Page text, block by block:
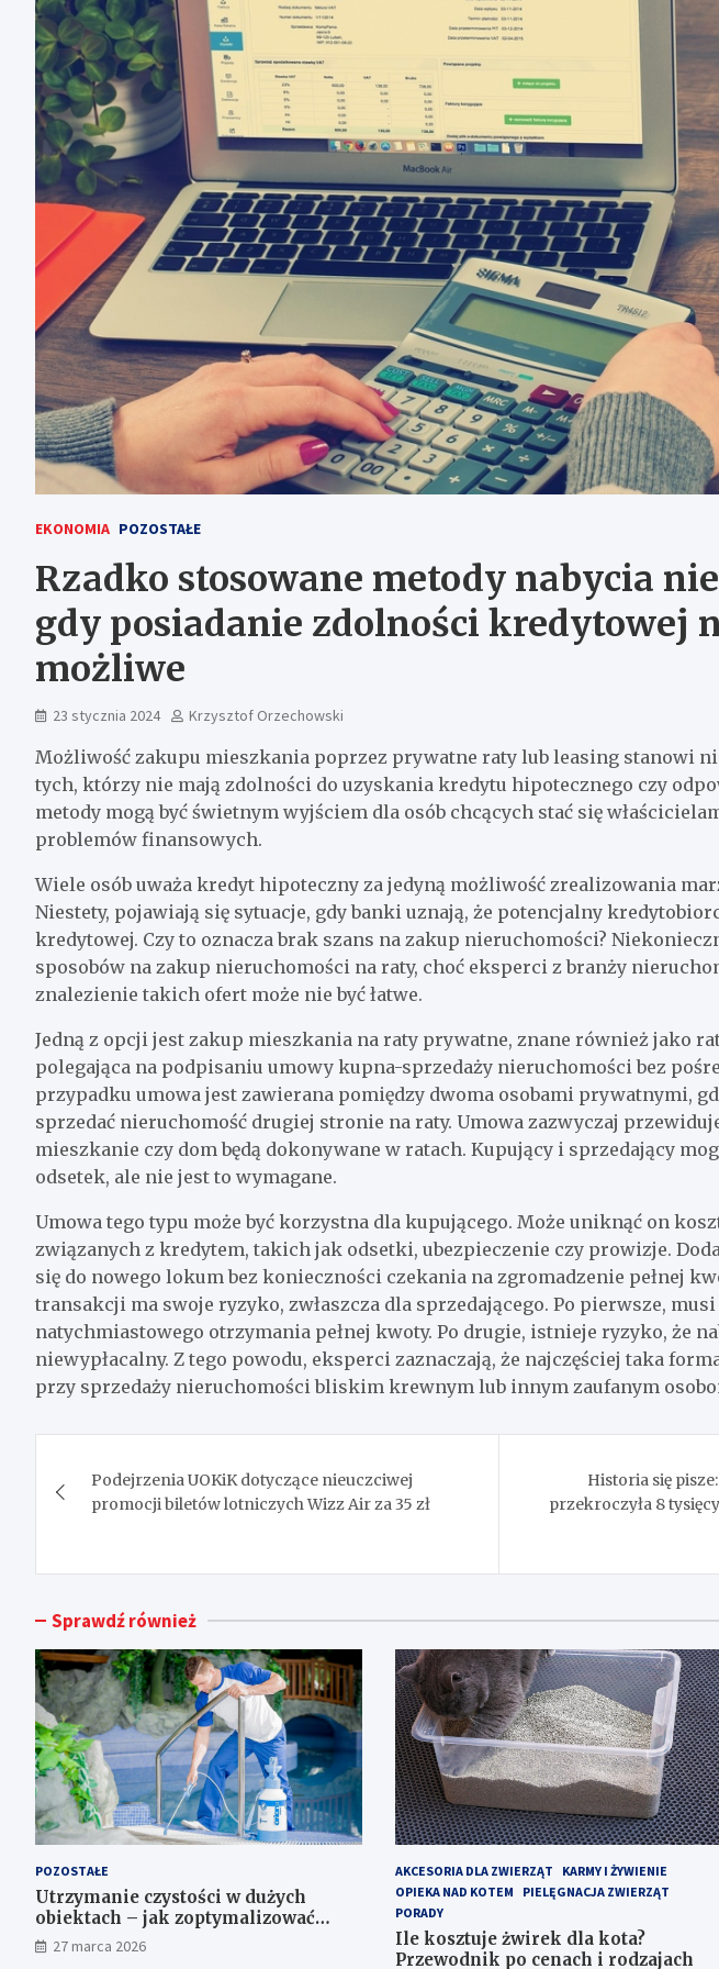
EKONOMIA POZOSTAŁE
Rzadko stosowane metody nabycia
gdy posiadanie zdolności kredytowej
możliwe
23 stycznia 2024 Krzysztof Orzechowski
Możliwość zakupu mieszkania poprzez prywatne raty lub leasing stanowi
tych, którzy nie mają zdolności do uzyskania kredytu hipotecznego czy
metody mogą być świetnym wyjściem dla osób chcących stać się
problemów finansowych.
Wiele osób uważa kredyt hipoteczny za jedyną możliwość zrealizowania
Niestety, pojawiają się sytuacje, gdy banki uznają, że potencjalny
kredytowej. Czy to oznacza brak szans na zakup nieruchomości?
sposobów na zakup nieruchomości na raty, choć eksperci z branży
znalezienie takich ofert może nie być łatwe.
Jedną z opcji jest zakup mieszkania na raty prywatne, znane również jako
polegająca na podpisaniu umowy kupna-sprzedaży nieruchomości bez
przypadku umowa jest zawierana pomiędzy dwoma osobami prywatnymi,
sprzedać nieruchomość drugiej stronie na raty. Umowa zazwyczaj
mieszkanie czy dom będą dokonywane w ratach. Kupujący i sprzedający
odsetek, ale nie jest to wymagane.
Umowa tego typu może być korzystna dla kupującego. Może uniknąć on
związanych z kredytem, takich jak odsetki, ubezpieczenie czy prowizje.
się do nowego lokum bez konieczności czekania na zgromadzenie pełnej
transakcji ma swoje ryzyko, zwłaszcza dla sprzedającego. Po pierwsze,
natychmiastowego otrzymania pełnej kwoty. Po drugie, istnieje ryzyko, że
niewypłacalny. Z tego powodu, eksperci zaznaczają, że najczęściej taka
przy sprzedaży nieruchomości bliskim krewnym lub innym zaufanym
wpisu
Podejrzenia UOKiK dotyczące nieuczciwej
promocji biletów lotniczych Wizz Air za 35 zł
Historia się
przekroczyła 8
Sprawdź również
POZOSTAŁE
Utrzymanie czystości w dużych
obiektach – jak zoptymalizować
koszty eksploatacji sprzętu?
27 marca 2026
AKCESORIA DLA ZWIERZĄT
KARMY I ŻYWIENIE
OPIEKA NAD KOTEM
PIELĘGNACJA ZWIERZĄT
PORADY
Ile kosztuje żwirek dla kota?
Przewodnik po cenach i rodzajach